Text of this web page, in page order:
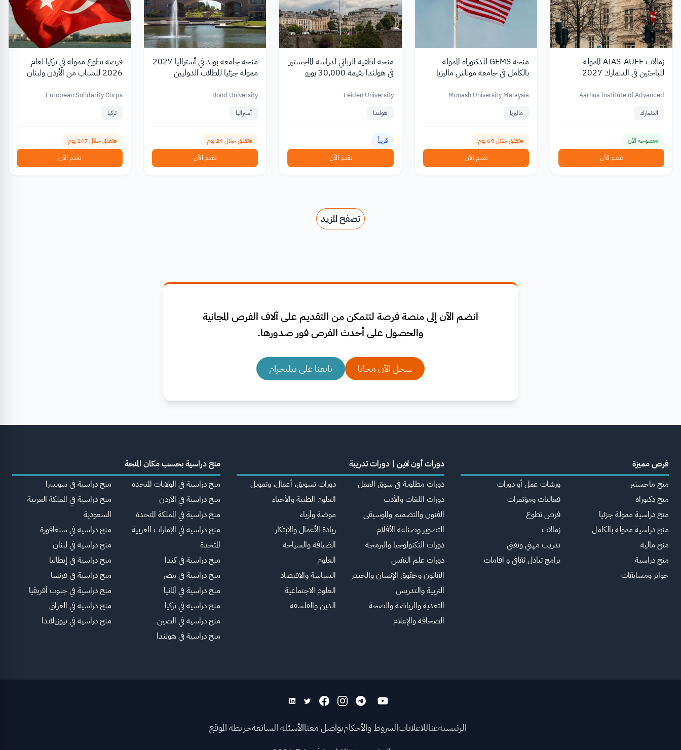
زمالات AIAS-AUFF الممولة
للباحثين في الدنمارك 2027
Aarhus Institute of Advanced
الدنمارك
مفتوحة الآن
تقدم الآن
منحة GEMS للدكتوراه الممولة
بالكامل في جامعة موناش ماليزيا
Monash University Malaysia
ماليزيا
تغلق خلال 69 يوم
تقدم الآن
منحة لطفية الرباني لدراسة الماجستير
في هولندا بقيمة 30,000 يورو
Leiden University
هولندا
قريباً
تقدم الآن
منحة جامعة بوند في أستراليا 2027
ممولة جزئيا للطلاب الدوليين
Bond University
أستراليا
تغلق خلال 24 يوم
تقدم الآن
فرصة تطوع ممولة في تركيا لعام
2026 للشباب من الأردن ولبنان
European Solidarity Corps
تركيا
تغلق خلال 147 يوم
تقدم الآن
تصفح المزيد
انضم الآن إلى منصة فرصة لتتمكن من التقديم على آلاف الفرص المجانية
والحصول على أحدث الفرص فور صدورها.
سجل الآن مجانا تابعنا على تيليجرام
فرص مميزة
منح ماجستير
منح دكتوراة
منح دراسية ممولة جزئيا
منح دراسية ممولة بالكامل
منح مالية
منح دراسية
جوائز ومسابقات
ورشات عمل أو دورات
فعاليات ومؤتمرات
فرص تطوع
زمالات
تدريب مهني وتقني
برامج تبادل ثقافي و اقامات
دورات أون لاين | دورات تدريبة
دورات مطلوبة في سوق العمل
دورات اللغات والأدب
الفنون والتصميم والموسيقى
التصوير وصناعة الأفلام
دورات التكنولوجيا والبرمجة
دورات علم النفس
القانون وحقوق الإنسان والجندر
التربية والتدريس
التغذية والرياضة والصحة
الصحافة والإعلام
دورات تسويق، أعمال، وتمويل
العلوم الطبية والأحياء
موضة وأزياء
ريادة الأعمال والابتكار
الضيافة والسياحة
العلوم
السياسة والاقتصاد
العلوم الاجتماعية
الدين والفلسفة
منح دراسية بحسب مكان المنحة
منح دراسية في الولايات المتحدة
منح دراسية في الأردن
منح دراسية في المملكة المتحدة
منح دراسية في الإمارات العربية
المتحدة
منح دراسية في كندا
منح دراسية في مصر
منح دراسية في ألمانيا
منح دراسية في تركيا
منح دراسية في الصين
منح دراسية في هولندا
منح دراسية في سويسرا
منح دراسية في المملكة العربية
السعودية
منح دراسية في سنغافورة
منح دراسية في لبنان
منح دراسية في إيطاليا
منح دراسية في فرنسا
منح دراسية في جنوب أفريقيا
منح دراسية في العراق
منح دراسية في نيوزيلاندا
الرئيسيةعناللاعلاناتالشروط والأحكامتواصل معناالأسئلة الشائعةخريطة الموقع